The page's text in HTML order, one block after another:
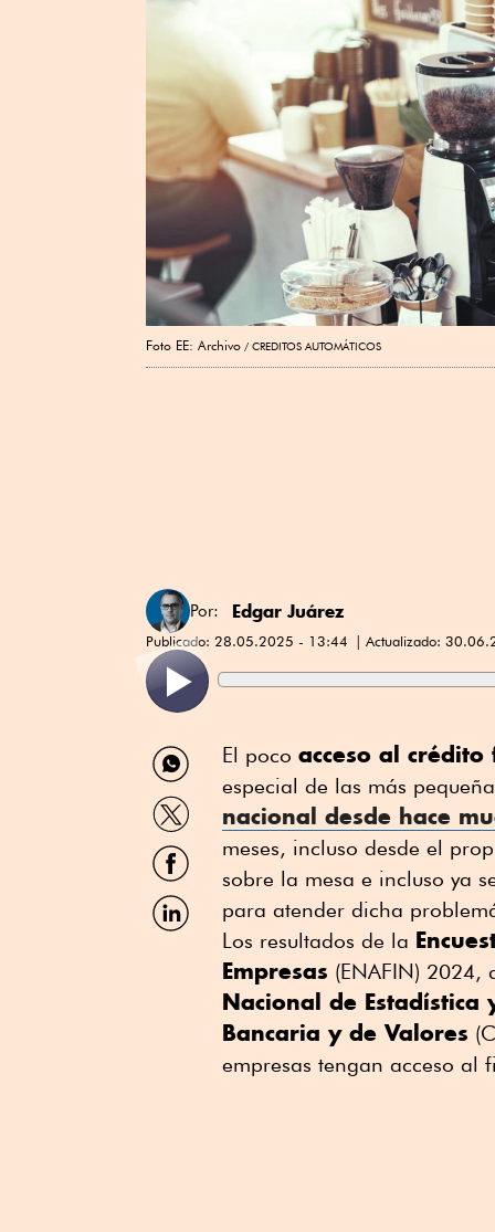
Foto EE: Archivo CREDITOS AUTOMÁTICOS
Por: Edgar Juárez
Publicado: 28.05.2025 - 13:44 Actualizado:
Compartir
por
WhatsApp
Compartir
por
Twitter
Compartir
por
Facebook
Compartir
por
El poco acceso al crédito
especial de las más
nacional desde hace
meses, incluso desde el
sobre la mesa e incluso ya
para atender dicha
Los resultados de la
Empresas (ENAFIN)
Nacional de Estadística
Bancaria y de Valores
empresas tengan acceso al